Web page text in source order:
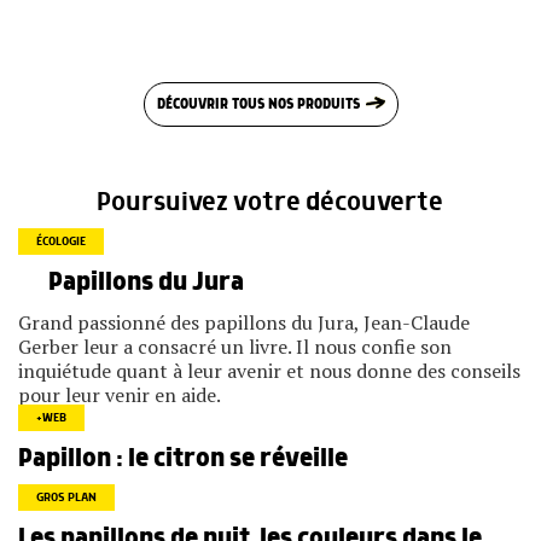
DÉCOUVRIR TOUS NOS PRODUITS
Poursuivez votre découverte
ÉCOLOGIE
Papillons du Jura
Grand passionné des papillons du Jura, Jean-Claude
Gerber leur a consacré un livre. Il nous confie son
inquiétude quant à leur avenir et nous donne des conseils
pour leur venir en aide.
+WEB
Papillon : le citron se réveille
GROS PLAN